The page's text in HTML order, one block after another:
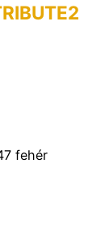
fehér
47 fehér